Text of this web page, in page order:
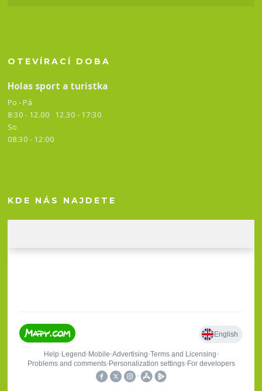
OTEVÍRACÍ DOBA
Holas sport a turistka
Po - Pá
8:30 - 12.00 12.30 - 17:30
So
08:30 - 12:00
KDE NÁS NAJDETE